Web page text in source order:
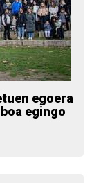
egoera
egingo